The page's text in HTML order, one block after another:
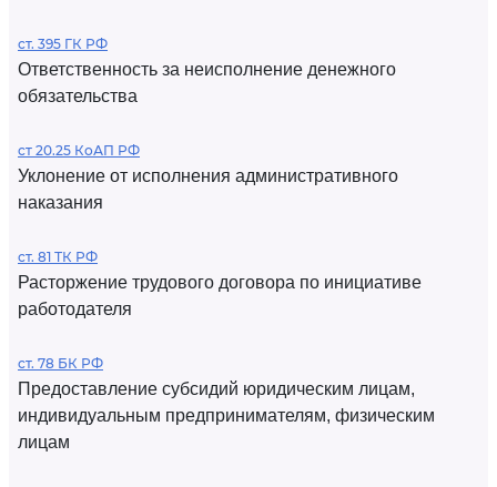
ст. 395 ГК РФ
Ответственность за неисполнение денежного
обязательства
ст 20.25 КоАП РФ
Уклонение от исполнения административного
наказания
ст. 81 ТК РФ
Расторжение трудового договора по инициативе
работодателя
ст. 78 БК РФ
Предоставление субсидий юридическим лицам,
индивидуальным предпринимателям, физическим
лицам